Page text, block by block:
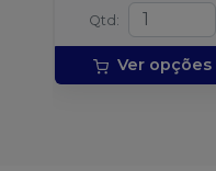
Qtd :
Ver opções